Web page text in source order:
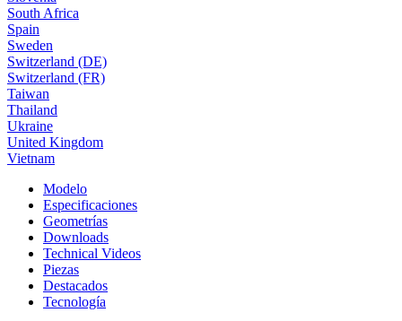
South Africa
Spain
Sweden
Switzerland (DE)
Switzerland (FR)
Taiwan
Thailand
Ukraine
United Kingdom
Vietnam
Modelo
Especificaciones
Geometrías
Downloads
Technical Videos
Piezas
Destacados
Tecnología